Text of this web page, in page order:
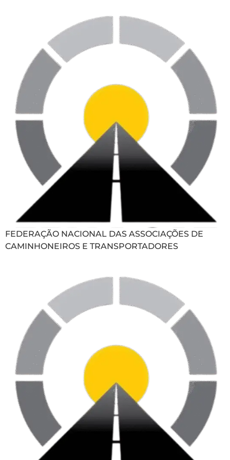
FEDERAÇÃO NACIONAL DAS ASSOCIAÇÕES DE
CAMINHONEIROS E TRANSPORTADORES